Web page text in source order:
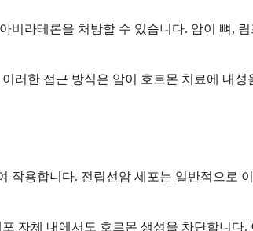
라테론을 처방할 수 있습니다. 암이 뼈,
러한 접근 방식은 암이 호르몬 치료에 내성
용합니다. 전립선암 세포는 일반적으로
자체 내에서도 호르몬 생성을 차단합니다.